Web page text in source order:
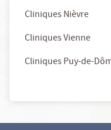
Cliniques Nièvre
Cliniques Vienne
Cliniques Puy-de-